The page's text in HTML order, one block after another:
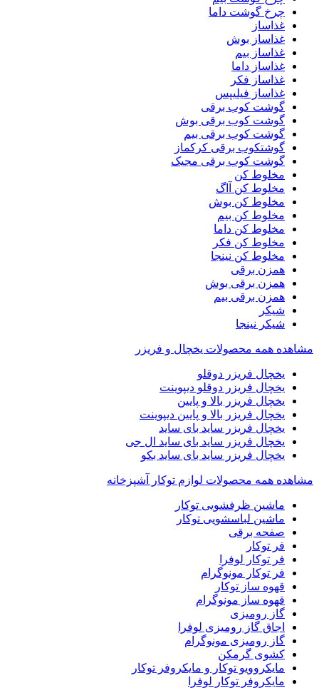
چرخ گوشت داما
غذاساز
غذاساز بوش
غذاساز بیم
غذاساز داما
غذاساز فکر
غذاساز فیلیپس
گوشت کوب برقی
گوشت کوب برقی بوش
گوشت کوب برقی بیم
گوشتکوب برقی کرکماز
گوشت کوب برقی مجیک
مخلوط کن
مخلوط کن آاگ
مخلوط کن بوش
مخلوط کن بیم
مخلوط کن داما
مخلوط کن فکر
مخلوط کن نینجا
همزن برقی
همزن برقی بوش
همزن برقی بیم
شیکر
شیکر نینجا
مشاهده همه محصولات یخچال و فریزر
یخچال فریزر دوقلو
یخچال فریزر دوقلو دیپوینت
یخچال فریزر بالا و پایین
یخچال فریزر بالا و پایین دیپوینت
یخچال فریزر ساید بای ساید
یخچال فریزر ساید بای ساید ال جی
یخچال فریزر ساید بای ساید بکو
مشاهده همه محصولات لوازم توکار آشپزخانه
ماشین ظرفشویی توکار
ماشین لباسشویی توکار
صفحه برقی
فر توکار
فر توکار لوفرا
فر توکار مونوگرام
قهوه ساز توکار
قهوه ساز مونوگرام
گاز رومیزی
اجاق گاز رومیزی لوفرا
گاز رومیزی مونوگرام
کشوی گرمکن
مایکروویو توکار و مایکروفر توکار
مایکروفر توکار لوفرا